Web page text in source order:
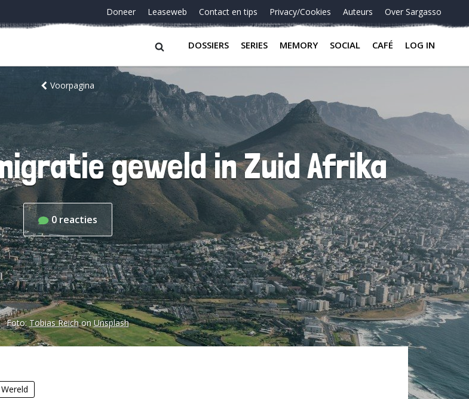
Doneer Leaseweb Contact en tips Privacy/Cookies Auteurs Over Sargasso
DOSSIERS SERIES MEMORY SOCIAL CAFÉ LOG IN
Voorpagina
geweld in Zuid Afrika
0reacties
Foto:Tobias ReichonUnsplash